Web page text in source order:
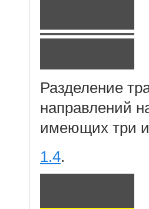
Разделение
направлений
имеющих три
1.4.